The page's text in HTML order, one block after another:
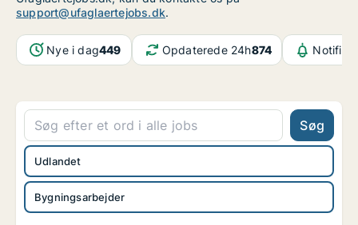
support@ufaglaertejobs.dk.
Nye i dag449 Opdaterede 24h874
Søg
Bygningsarbejder
Udlandet